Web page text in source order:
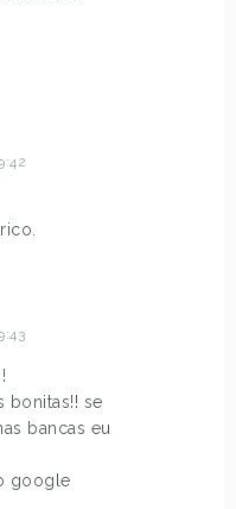
bonitas!! se
bancas eu
google